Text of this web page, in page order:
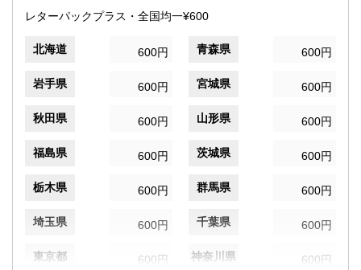
レターパックプラス・全国均一¥600
北海道 600円 青森県 600円
岩手県 600円 宮城県 600円
秋田県 600円 山形県 600円
福島県 600円 茨城県 600円
栃木県 600円 群馬県 600円
埼玉県 600円 千葉県 600円
東京都 600円 神奈川県 600円